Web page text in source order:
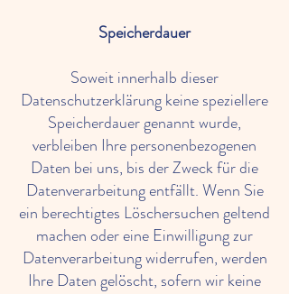
Speicherdauer
Soweit innerhalb dieser
Datenschutzerklärung keine speziellere
Speicherdauer genannt wurde,
verbleiben Ihre personenbezogenen
Daten bei uns, bis der Zweck für die
Datenverarbeitung entfällt. Wenn Sie
ein berechtigtes Löschersuchen geltend
machen oder eine Einwilligung zur
Datenverarbeitung widerrufen, werden
Ihre Daten gelöscht, sofern wir keine